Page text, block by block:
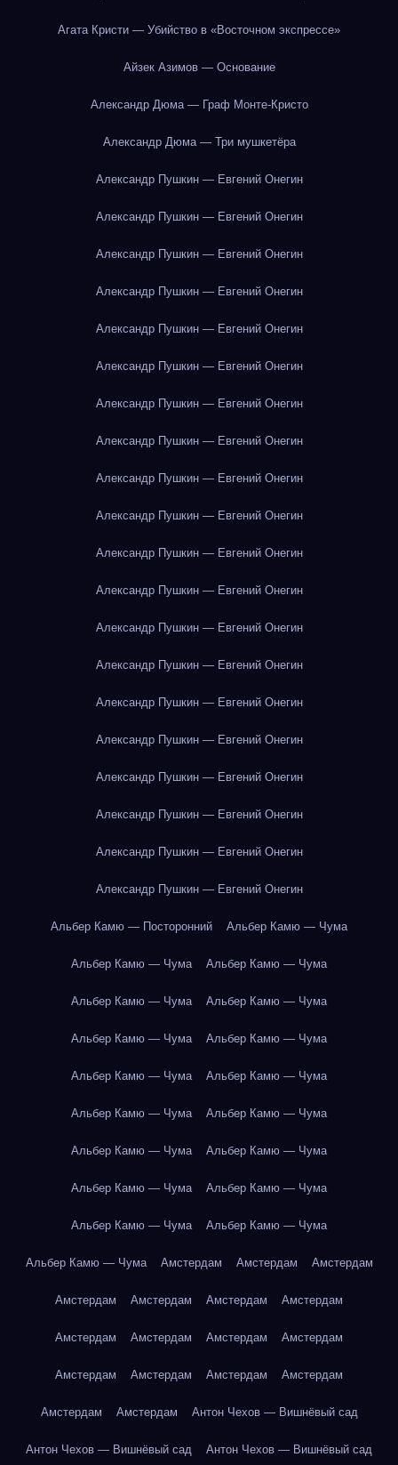
Агата Кристи — Убийство в «Восточном экспрессе»
Айзек Азимов — Основание
Александр Дюма — Граф Монте-Кристо
Александр Дюма — Три мушкетёра
Александр Пушкин — Евгений Онегин
Александр Пушкин — Евгений Онегин
Александр Пушкин — Евгений Онегин
Александр Пушкин — Евгений Онегин
Александр Пушкин — Евгений Онегин
Александр Пушкин — Евгений Онегин
Александр Пушкин — Евгений Онегин
Александр Пушкин — Евгений Онегин
Александр Пушкин — Евгений Онегин
Александр Пушкин — Евгений Онегин
Александр Пушкин — Евгений Онегин
Александр Пушкин — Евгений Онегин
Александр Пушкин — Евгений Онегин
Александр Пушкин — Евгений Онегин
Александр Пушкин — Евгений Онегин
Александр Пушкин — Евгений Онегин
Александр Пушкин — Евгений Онегин
Александр Пушкин — Евгений Онегин
Александр Пушкин — Евгений Онегин
Александр Пушкин — Евгений Онегин
Альбер Камю — Посторонний Альбер Камю — Чума
Альбер Камю — Чума Альбер Камю — Чума
Альбер Камю — Чума Альбер Камю — Чума
Альбер Камю — Чума Альбер Камю — Чума
Альбер Камю — Чума Альбер Камю — Чума
Альбер Камю — Чума Альбер Камю — Чума
Альбер Камю — Чума Альбер Камю — Чума
Альбер Камю — Чума Альбер Камю — Чума
Альбер Камю — Чума Альбер Камю — Чума
Альбер Камю — Чума Амстердам Амстердам Амстердам
Амстердам Амстердам Амстердам Амстердам
Амстердам Амстердам Амстердам Амстердам
Амстердам Амстердам Амстердам Амстердам
Амстердам Амстердам Антон Чехов — Вишнёвый сад
Антон Чехов — Вишнёвый сад Антон Чехов — Вишнёвый сад